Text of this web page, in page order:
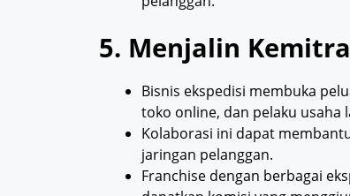
5. Menjalin
Bisnis ekspedisi membuka
toko online, dan pelaku usaha
Kolaborasi ini dapat
jaringan pelanggan.
Franchise dengan berbagai